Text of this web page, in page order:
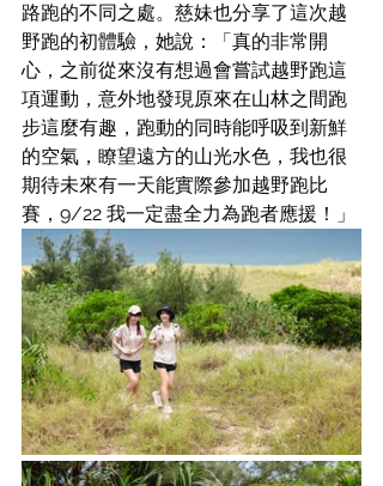
路跑的不同之處。慈妹也分享了這次越
野跑的初體驗，她說：「真的非常開
心，之前從來沒有想過會嘗試越野跑這
項運動，意外地發現原來在山林之間跑
步這麼有趣，跑動的同時能呼吸到新鮮
的空氣，瞭望遠方的山光水色，我也很
期待未來有一天能實際參加越野跑比
賽，9/22 我一定盡全力為跑者應援！」